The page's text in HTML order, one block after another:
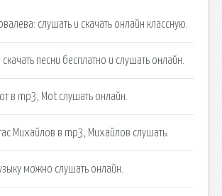
слушать и скачать онлайн классную.
песни бесплатно и слушать онлайн.
в mp3, Mot слушать онлайн.
Михайлов в mp3, Михайлов слушать.
можно слушать онлайн.